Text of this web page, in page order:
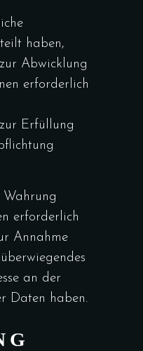
haben,
Abwicklung
erforderlich
Erfüllung
erforderlich
Annahme
an der
Daten haben.